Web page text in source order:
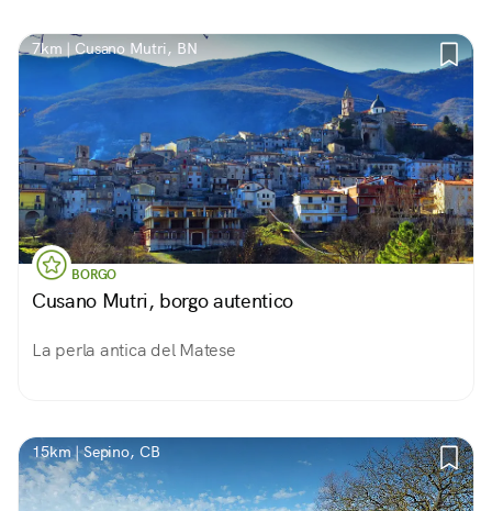
7km | Cusano Mutri, BN
BORGO
Cusano Mutri, borgo autentico
La perla antica del Matese
15km | Sepino, CB